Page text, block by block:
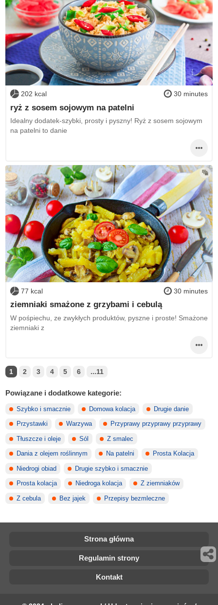
202 kcal 30 minutes
ryż z sosem sojowym na patelni
Idealny dodatek-szybki, prosty i pyszny! Ryż z sosem sojowym
na patelni to danie
77 kcal 30 minutes
ziemniaki smażone z grzybami i cebulą
W pośpiechu, ze zwykłych produktów, pyszne i proste! Smażone
ziemniaki z
1 2 3 4 5 6 ...11
Powiązane i dodatkowe kategorie:
Szybko i smacznie Domowa kolacja Drugie danie
Przystawki Warzywa Przyprawy przyprawy przyprawy
Tłuszcze i oleje Sól Z smalec
Dania z olejem roślinnym Na patelni Prosta Kolacja
Niedrogi obiad Drugie szybko i smacznie
Prosta kolacja Niedroga kolacja Z ziemniaków
Z cebula Bez jajek Przepisy bezmleczne
Strona główna
Regulamin strony
Kontakt